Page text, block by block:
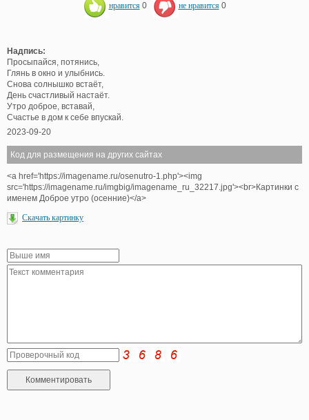
нравится 0 не нравится 0
Надпись:
Просыпайся, потянись,
Глянь в окно и улыбнись.
Снова солнышко встаёт,
День счастливый настаёт.
Утро доброе, вставай,
Счастье в дом к себе впускай.
2023-09-20
Код для размещения на других сайтах
<a href='https://imagename.ru/osenutro-1.php'><img
src='https://imagename.ru/imgbig/imagename_ru_32217.jpg'><br>Картинки с
именем Доброе утро (осенние)</a>
Скачать картинку